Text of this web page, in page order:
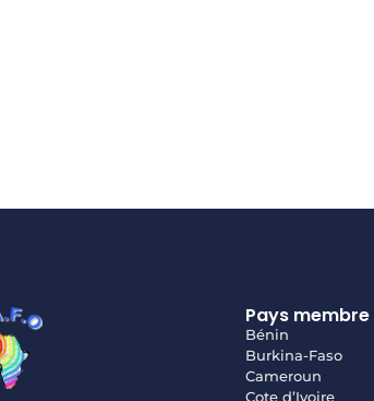
Pays membre
Bénin
Burkina-Faso
Cameroun
Cote d’Ivoire